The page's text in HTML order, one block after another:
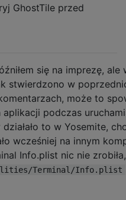
GhostTile przed
się na imprezę, ale
stwierdzono w
może to
podczas
to w Yosemite,
wcześniej na innym
Info.plist nic nie
Terminal/Info.plist